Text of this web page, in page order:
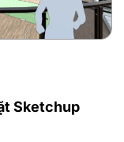
Sketchup